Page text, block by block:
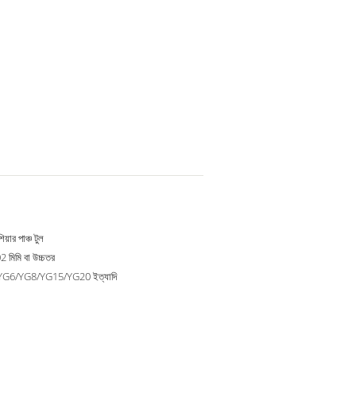
পাঞ্চ টুল
বা উচ্চতর
YG8/YG15/YG20 ইত্যাদি